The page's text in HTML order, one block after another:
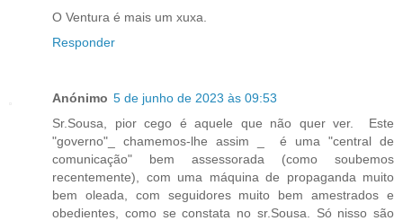
O Ventura é mais um xuxa.
Responder
Anónimo 5 de junho de 2023 às 09:53
Sr.Sousa, pior cego é aquele que não quer ver. Este
"governo"_ chamemos-lhe assim _ é uma "central de
comunicação" bem assessorada (como soubemos
recentemente), com uma máquina de propaganda muito
bem oleada, com seguidores muito bem amestrados e
obedientes, como se constata no sr.Sousa. Só nisso são